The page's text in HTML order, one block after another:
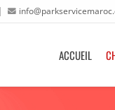
ACCUEIL